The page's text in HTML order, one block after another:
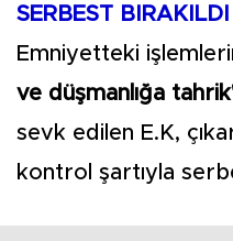
SERBEST BIRAKILDI
Emniyetteki
ve düşmanlığa
sevk edilen E.K,
kontrol şartıyla